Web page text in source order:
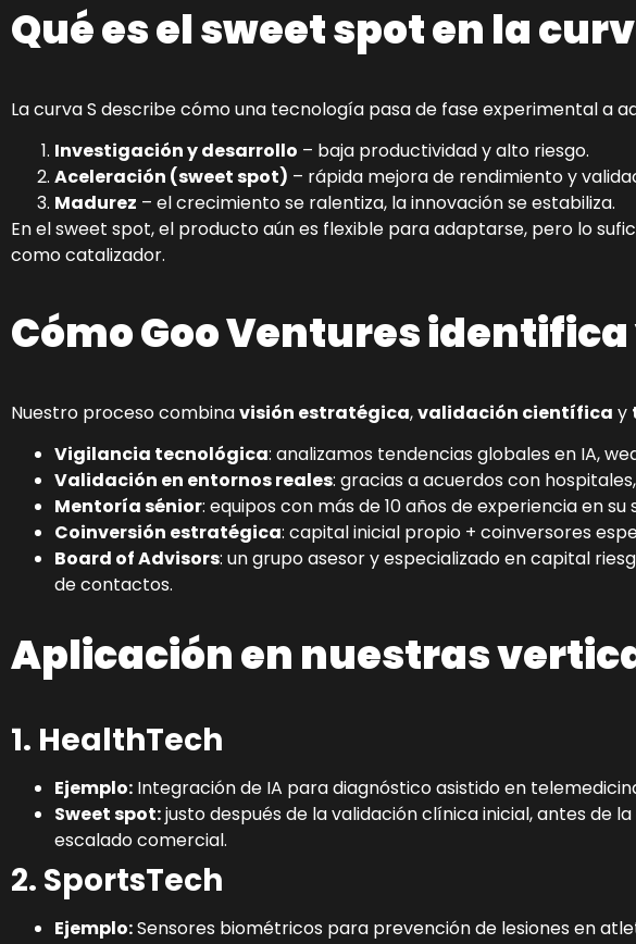
Qué es el sweet spot en la
La curva S describe cómo una tecnología pasa de fase experimental a
Investigación y desarrollo – baja productividad y alto riesgo.
Aceleración (sweet spot) – rápida mejora de rendimiento y
Madurez – el crecimiento se ralentiza, la innovación se estabiliza.
En el sweet spot, el producto aún es flexible para adaptarse, pero lo
como catalizador.
Cómo Goo Ventures
Nuestro proceso combinavisión estratégica,validación científica y
Vigilancia tecnológica: analizamos tendencias globales en IA,
Validación en entornos reales: gracias a acuerdos con
Mentoría sénior: equipos con más de 10 años de experiencia en
Coinversión estratégica: capital inicial propio + coinversores
Board of Advisors: un grupo asesor y especializado en capital
de contactos.
Aplicación en nuestras
1. HealthTech
Ejemplo: Integración de IA para diagnóstico asistido en
Sweet spot:justo después de la validación clínica inicial, antes de
escalado comercial.
2. SportsTech
Ejemplo:Sensores biométricos para prevención de lesiones en